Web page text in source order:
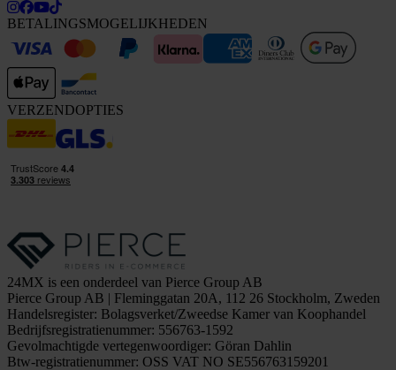
BETALINGSMOGELIJKHEDEN
VERZENDOPTIES
24MX is een onderdeel van Pierce Group AB
Pierce Group AB | Fleminggatan 20A, 112 26 Stockholm, Zweden
Handelsregister: Bolagsverket/Zweedse Kamer van Koophandel
Bedrijfsregistratienummer: 556763-1592
Gevolmachtigde vertegenwoordiger: Göran Dahlin
Btw-registratienummer: OSS VAT NO SE556763159201